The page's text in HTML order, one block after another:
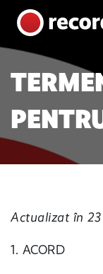
Skip to content
Main
Actualizat în
1. ACORD